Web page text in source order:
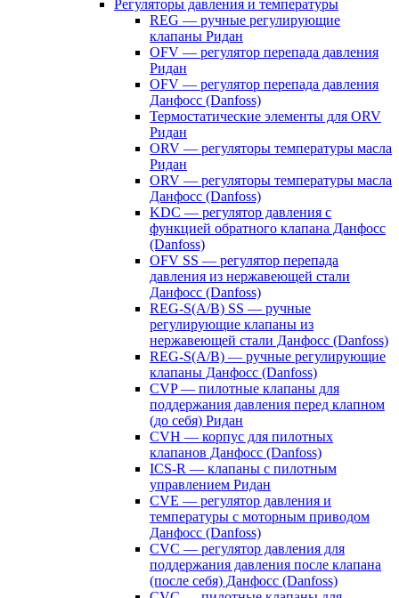
Регуляторы давления и температуры
REG — ручные регулирующие
клапаны Ридан
OFV — регулятор перепада давления
Ридан
OFV — регулятор перепада давления
Данфосс (Danfoss)
Термостатические элементы для ORV
Ридан
ORV — регуляторы температуры масла
Ридан
ORV — регуляторы температуры масла
Данфосс (Danfoss)
KDC — регулятор давления с
функцией обратного клапана Данфосс
(Danfoss)
OFV SS — регулятор перепада
давления из нержавеющей стали
Данфосс (Danfoss)
REG-S(A/B) SS — ручные
регулирующие клапаны из
нержавеющей стали Данфосс (Danfoss)
REG-S(A/B) — ручные регулирующие
клапаны Данфосс (Danfoss)
CVP — пилотные клапаны для
поддержания давления перед клапном
(до себя) Ридан
CVH — корпус для пилотных
клапанов Данфосс (Danfoss)
ICS-R — клапаны с пилотным
управлением Ридан
CVE — регулятор давления и
температуры с моторным приводом
Данфосс (Danfoss)
CVС — регулятор давления для
поддержания давления после клапана
(после себя) Данфосс (Danfoss)